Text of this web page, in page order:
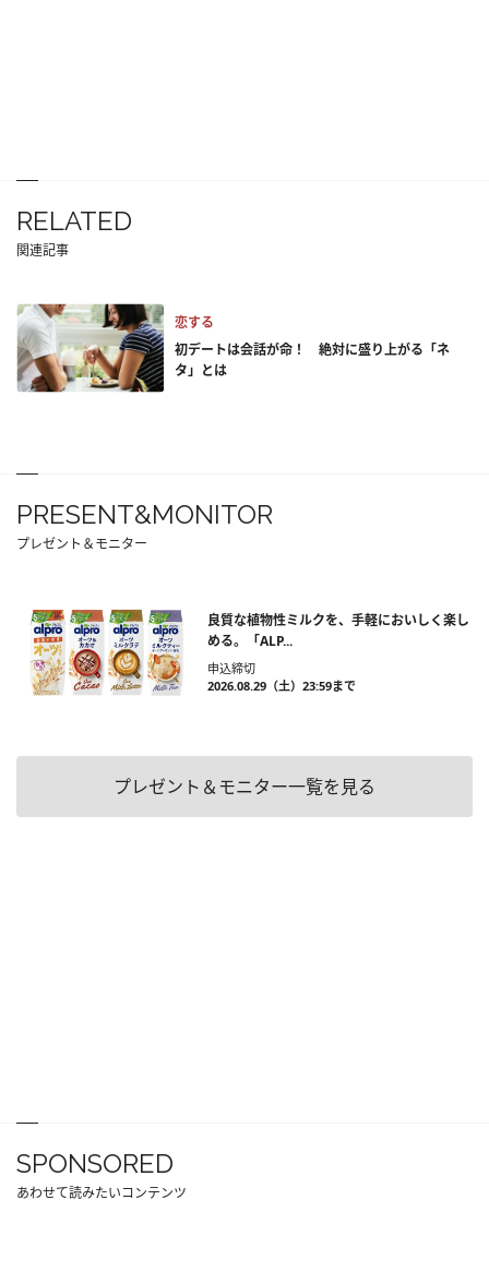
RELATED
関連記事
恋する
初デートは会話が命！ 絶対に盛り上がる「ネ
タ」とは
PRESENT&MONITOR
プレゼント＆モニター
良質な植物性ミルクを、手軽においしく楽し
める。「ALP...
申込締切
2026.08.29（土）23:59まで
プレゼント＆モニター一覧を見る
SPONSORED
あわせて読みたいコンテンツ